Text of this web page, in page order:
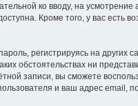
ко вводу, на
Кроме того, у вас есть
регистрируясь на других
обстоятельствах ни
записи, вы сможете
и ваш адрес email,